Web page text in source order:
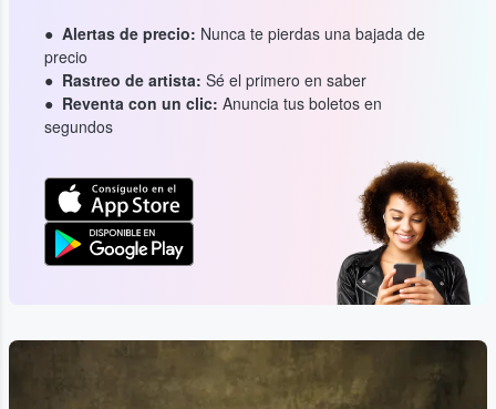
Alertas de precio: Nunca te pierdas una bajada de
precio
Rastreo de artista: Sé el primero en saber
Reventa con un clic: Anuncia tus boletos en
segundos